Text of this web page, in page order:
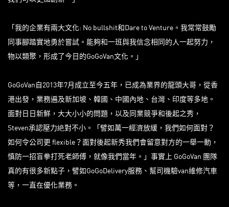
「我的企業有兩大文化: No bullshit和Dare to Venture。我常常鼓勵
同事腳踏實地勇於嘗試。能夠和一班與我信念相同的人一起努力，
物以類聚，形成了今日的GoGoVan文化。」
GoGoVan自2013年7月成立至今五年，已成為業界的龍頭大哥，從香
港出發，業務遍及新加坡、韓國、中國內地、台灣、印度等多地。
面對日日新鮮，大大小小的問題，以及同業競爭和後起之秀，
Steven承認壓力絶對不小。「譬如萬一經濟放緩，我們如何面對？
如何令公司更 flexible？面對後起新秀我們會留意對方的一舉一動，
慎防一招盲拳打死老師傅，就像我們當年。」事實上 GoGoVan 團隊
真的有很多新點子，譬如GoGoDelivery服務、幫司機驗van維修汽車
等，一直在優化業務。